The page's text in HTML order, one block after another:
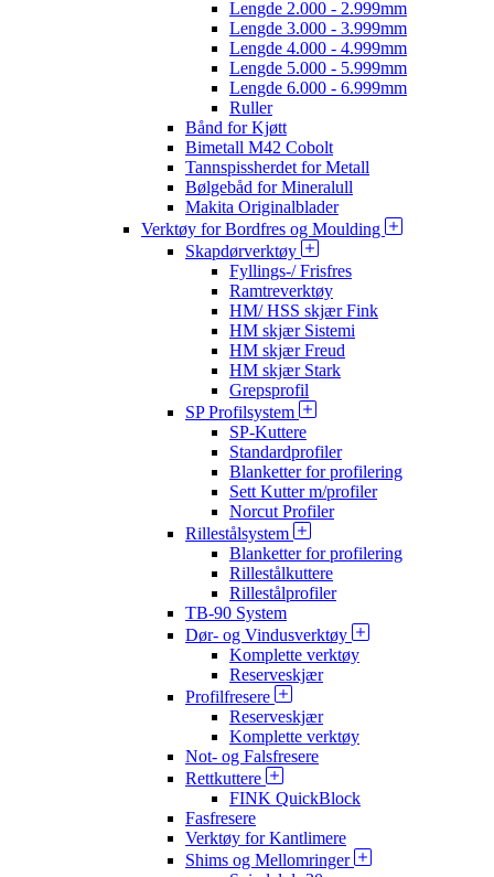
Lengde 2.000 - 2.999mm
Lengde 3.000 - 3.999mm
Lengde 4.000 - 4.999mm
Lengde 5.000 - 5.999mm
Lengde 6.000 - 6.999mm
Ruller
Bånd for Kjøtt
Bimetall M42 Cobolt
Tannspissherdet for Metall
Bølgebåd for Mineralull
Makita Originalblader
Verktøy for Bordfres og Moulding
Skapdørverktøy
Fyllings-/ Frisfres
Ramtreverktøy
HM/ HSS skjær Fink
HM skjær Sistemi
HM skjær Freud
HM skjær Stark
Grepsprofil
SP Profilsystem
SP-Kuttere
Standardprofiler
Blanketter for profilering
Sett Kutter m/profiler
Norcut Profiler
Rillestålsystem
Blanketter for profilering
Rillestålkuttere
Rillestålprofiler
TB-90 System
Dør- og Vindusverktøy
Komplette verktøy
Reserveskjær
Profilfresere
Reserveskjær
Komplette verktøy
Not- og Falsfresere
Rettkuttere
FINK QuickBlock
Fasfresere
Verktøy for Kantlimere
Shims og Mellomringer